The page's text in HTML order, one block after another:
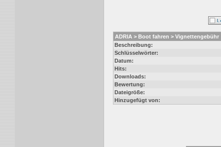
ADRIA > Boot fahren > Vignettengebühr
Beschreibung:
Schlüsselwörter:
Datum:
Hits:
Downloads:
Bewertung:
Dateigröße:
Hinzugefügt von: